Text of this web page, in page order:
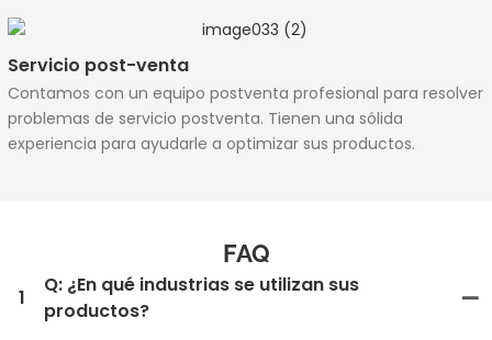
Servicio post-venta
Contamos con un equipo postventa profesional para resolver
problemas de servicio postventa. Tienen una sólida
experiencia para ayudarle a optimizar sus productos.
FAQ
1
Q: ¿En qué industrias se utilizan sus
productos?